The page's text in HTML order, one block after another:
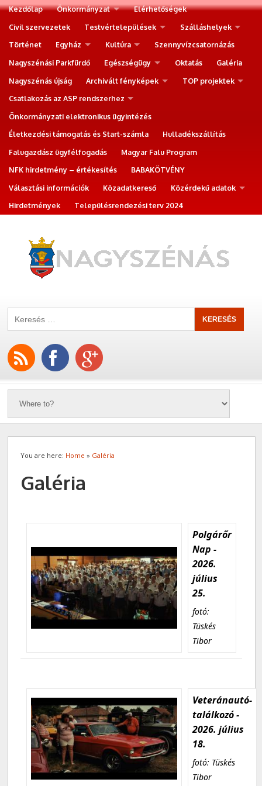
Kezdőlap Önkormányzat
Elérhetőségek
Civil szervezetek
Testvértelepülések
Szálláshelyek
Történet
Egyház Kultúra
Szennyvízcsatornázás
Nagyszénási Parkfürdő
Egészségügy Oktatás
Galéria
Nagyszénás újság
Archivált fényképek
TOP projektek
Csatlakozás az ASP rendszerhez
Önkormányzati elektronikus ügyintézés
Életkezdési támogatás és Start-számla
Hulladékszállítás
Falugazdász ügyfélfogadás
Magyar Falu Program
NFK hirdetmény – értékesítés
BABAKÖTVÉNY
Választási információk
Közadatkereső
Közérdekű adatok
Hirdetmények
Településrendezési terv 2024
You are here: Home » Galéria
Galéria
Polgárőr
Nap -
2026.
július
25.
fotó:
Tüskés
Tibor
Veteránautó-
találkozó -
2026. július
18.
fotó: Tüskés
Tibor